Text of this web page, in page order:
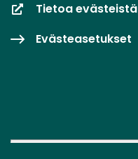
Tietoa evästeistä
Evästeasetukset